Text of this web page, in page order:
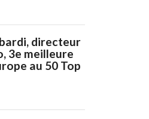
directeur
3e meilleure
au 50 Top